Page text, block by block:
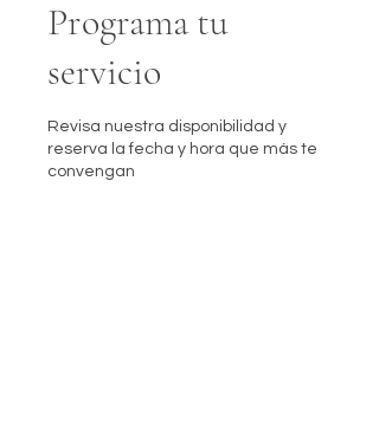
Programa tu
servicio
Revisa nuestra disponibilidad y
reserva la fecha y hora que más te
convengan